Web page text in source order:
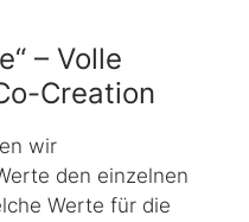
– Volle
Creation
wir
den einzelnen
Werte für die